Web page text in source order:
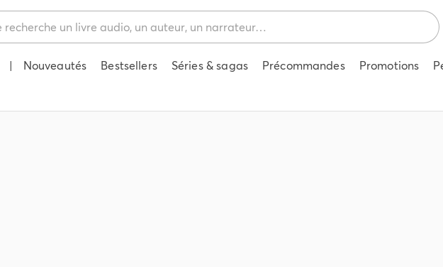
| Nouveautés Bestsellers Séries & sagas Précommandes Promotions